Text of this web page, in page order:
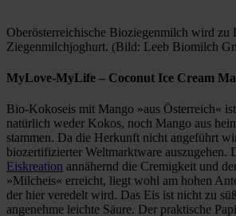
Oberösterreichische Bioziegenmilch wird zu
Ziegenmilchjoghurt. (Bild: Leeb Biomilch
MyLove-MyLife – Coconut Ice Cream
Bio-Kokoseis mit Mango »aus Österreich«
natürlich weder Kokos, noch Mango aus
stammen. Da die Herkunft nicht angeführt
biozertifizierter Weltmarktware auszugehen.
Eiskreation annähernd die Cremigkeit und
»Milcheis« erreicht, liegt wohl am hohen
der hier veredelt wird. Das Eis ist nicht zu
angenehme leichte Säure. Der praktische